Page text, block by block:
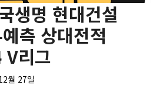
생명 현대건설
측 상대전적
리그
월 27일